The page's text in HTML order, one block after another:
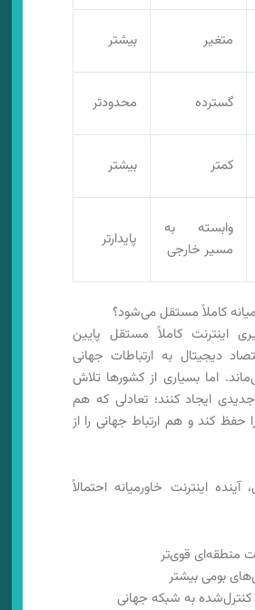
متغیر بیشتر
گسترده محدودتر
کمتر بیشتر
وابسته به
مسیر خارجی
پایدارتر
کاملاً مستقل می‌شود؟
اینترنت کاملاً مستقل پایین
دیجیتال به ارتباطات جهانی
اما بسیاری از کشورها تلاش
ایجاد کنند؛ تعادلی که هم
حفظ کند و هم ارتباط جهانی را از
اینترنت خاورمیانه احتمالاً
منطقه‌ای قوی‌تر
بومی بیشتر
کنترل‌شده به شبکه جهانی